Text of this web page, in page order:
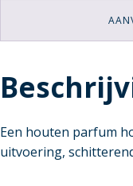
Een houten parfum
uitvoering,